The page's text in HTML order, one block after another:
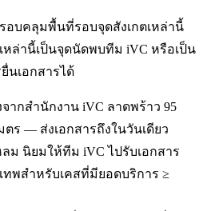
อบคลุมพื้นที่รอบจุดสังเกตเหล่านี้
ล่านี้เป็นจุดนัดพบทีม iVC หรือเป็น
นเอกสารได้
ากสำนักงาน iVC ลาดพร้าว 95
ตร — ส่งเอกสารถึงในวันเดียว
ม นิยมให้ทีม iVC ไปรับเอกสาร
ทพสำหรับเคสที่มียอดบริการ ≥